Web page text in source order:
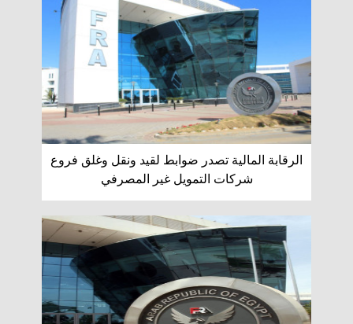
الرقابة المالية تصدر ضوابط لقيد ونقل وغلق فروع
شركات التمويل غير المصرفي